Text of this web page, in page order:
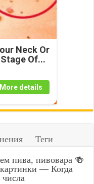
Neck Or
Of...
More details
Теги
пива, пивовара 🍻
— Когда